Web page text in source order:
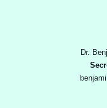
Dr.
Dr.